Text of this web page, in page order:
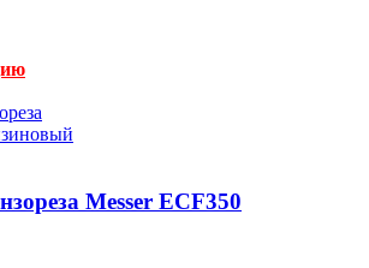
₽.
Messer ECF350